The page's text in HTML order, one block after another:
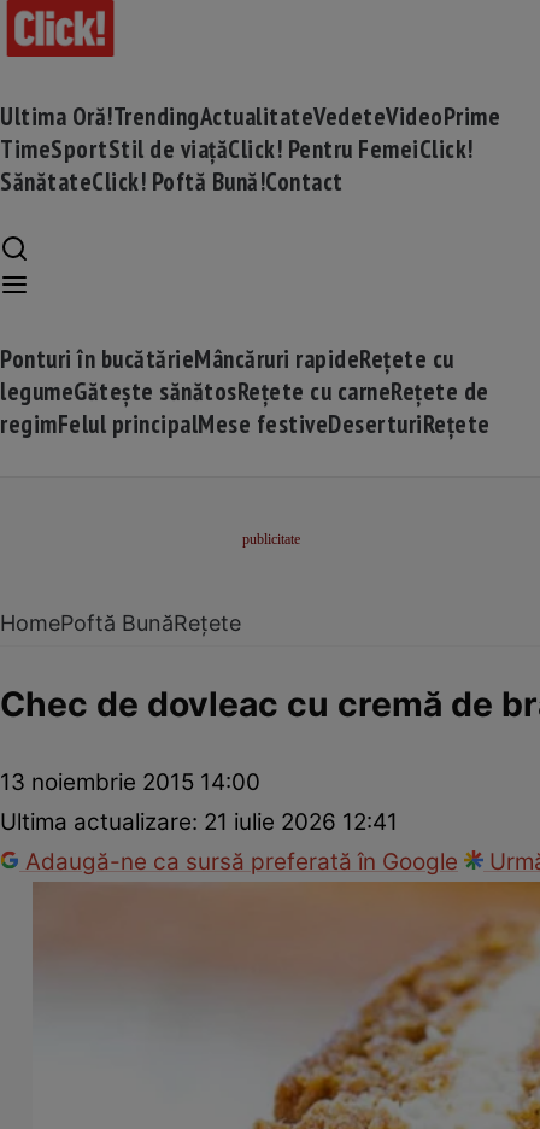
Ultima Oră!TrendingActualitateVedeteVideoPrime
TimeSportStil de viațăClick! Pentru FemeiClick!
SănătateClick! Poftă Bună!Contact
Ponturi în bucătărieMâncăruri rapideRețete cu
legumeGătește sănătosRețete cu carneRețete de
regimFelul principalMese festiveDeserturiRețete
HomePoftă BunăRețete
Chec de dovleac cu cremă de
13 noiembrie 2015 14:00
Ultima actualizare: 21 iulie 2026 12:41
Adaugă-ne ca sursă preferată în Google